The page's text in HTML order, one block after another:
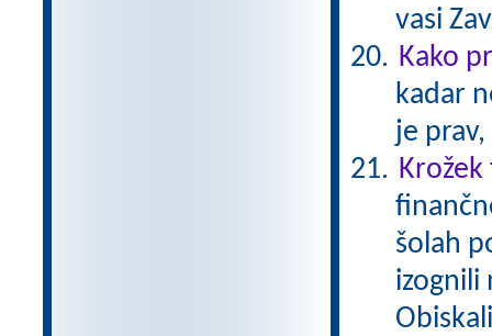
vasi
Kako
kadar
je
šolah
izognili